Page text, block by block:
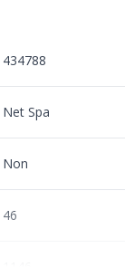
434788
Net Spa
Non
46